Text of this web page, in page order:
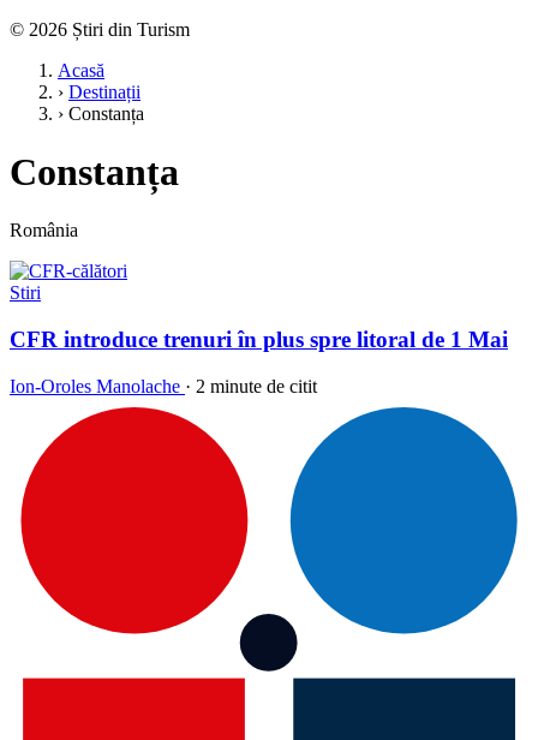
© 2026 Știri din Turism
Acasă
› Destinații
› Constanța
Constanța
România
Stiri
CFR introduce trenuri în plus spre litoral de 1 Mai
Ion-Oroles Manolache · 2 minute de citit